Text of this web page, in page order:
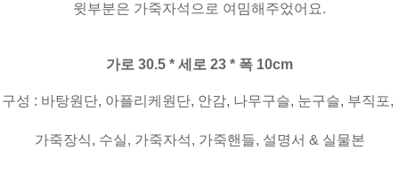
윗부분은 가죽자석으로 여밈해주었어요.
가로 30.5 * 세로 23 * 폭 10cm
구성 : 바탕원단, 아플리케원단, 안감, 나무구슬, 눈구슬, 부직포,
가죽장식, 수실, 가죽자석, 가죽핸들, 설명서 & 실물본